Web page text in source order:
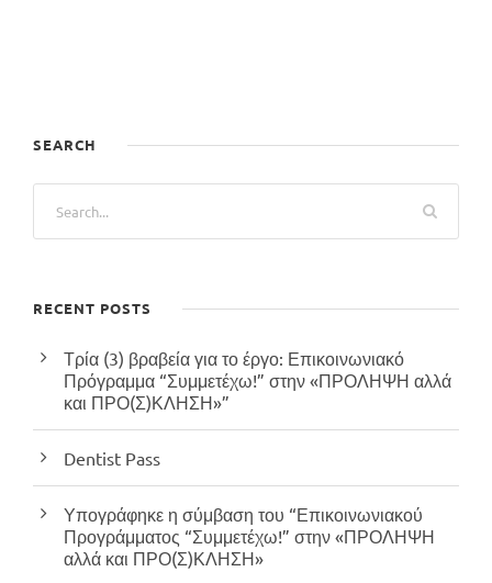
SEARCH
RECENT POSTS
Τρία (3) βραβεία για το έργο: Επικοινωνιακό
Πρόγραμμα “Συμμετέχω!” στην «ΠΡΟΛΗΨΗ αλλά
και ΠΡΟ(Σ)ΚΛΗΣΗ»”
Dentist Pass
Υπογράφηκε η σύμβαση του “Επικοινωνιακού
Προγράμματος “Συμμετέχω!” στην «ΠΡΟΛΗΨΗ
αλλά και ΠΡΟ(Σ)ΚΛΗΣΗ»